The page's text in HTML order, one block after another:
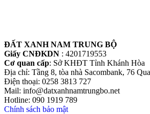
ĐẤT XANH NAM TRUNG BỘ
Giấy CNĐKDN : 4201719553
Cơ quan cấp: Sở KHĐT Tỉnh Khánh Hòa
Địa chỉ: Tầng 8, tòa nhà Sacombank, 76
Điện thoại: 0258 3813 727
Mail: info@datxanhnamtrungbo.net
Hotline: 090 1919 789
Chính sách bảo mật